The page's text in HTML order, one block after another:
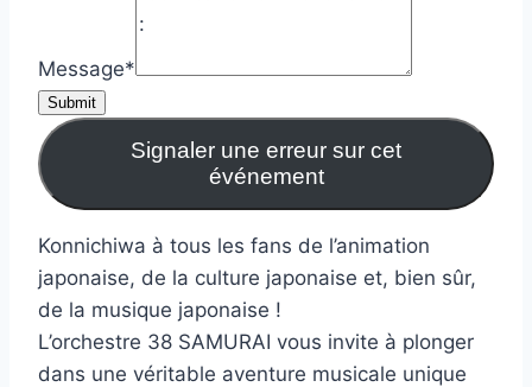
Message*
Submit
Signaler une erreur sur cet
événement
Konnichiwa à tous les fans de l’animation
japonaise, de la culture japonaise et, bien sûr,
de la musique japonaise !
L’orchestre 38 SAMURAI vous invite à plonger
dans une véritable aventure musicale unique